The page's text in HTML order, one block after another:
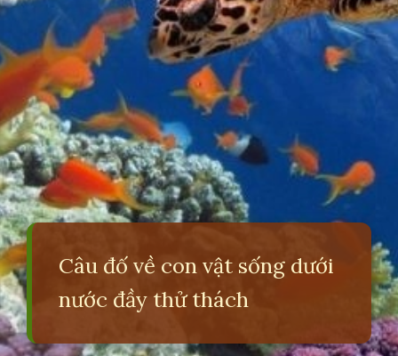
Câu đố về con vật sống dưới
nước đầy thử thách